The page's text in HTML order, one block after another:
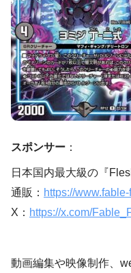
スポンサー ：
日本国内最大級の『
通販： https://
X： https://x.com/
動画編集や映像制作、